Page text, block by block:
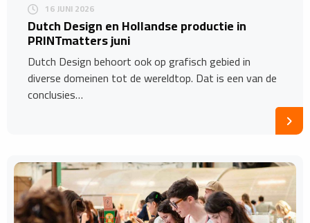
16 JUNI 2026
Dutch Design en Hollandse productie in
PRINTmatters juni
Dutch Design behoort ook op grafisch gebied in
diverse domeinen tot de wereldtop. Dat is een van de
conclusies…